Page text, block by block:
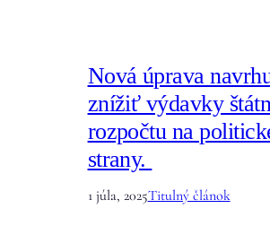
Nová úprava
znížiť výdavky
rozpočtu na
strany.
1 júla, 2025Titulný článok